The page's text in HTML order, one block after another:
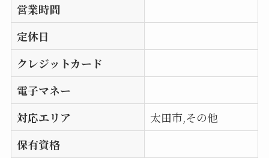
営業時間
定休日
クレジットカード
電子マネー
対応エリア
太田市,その他
保有資格